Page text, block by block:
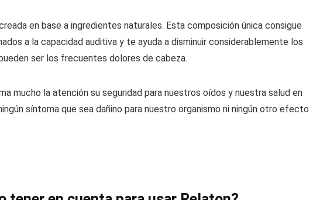
en base a ingredientes naturales. Esta composición única consigue
a la capacidad auditiva y te ayuda a disminuir considerablemente los
ser los frecuentes dolores de cabeza.
mucho la atención su seguridad para nuestros oídos y nuestra salud en
síntoma que sea dañino para nuestro organismo ni ningún otro efecto